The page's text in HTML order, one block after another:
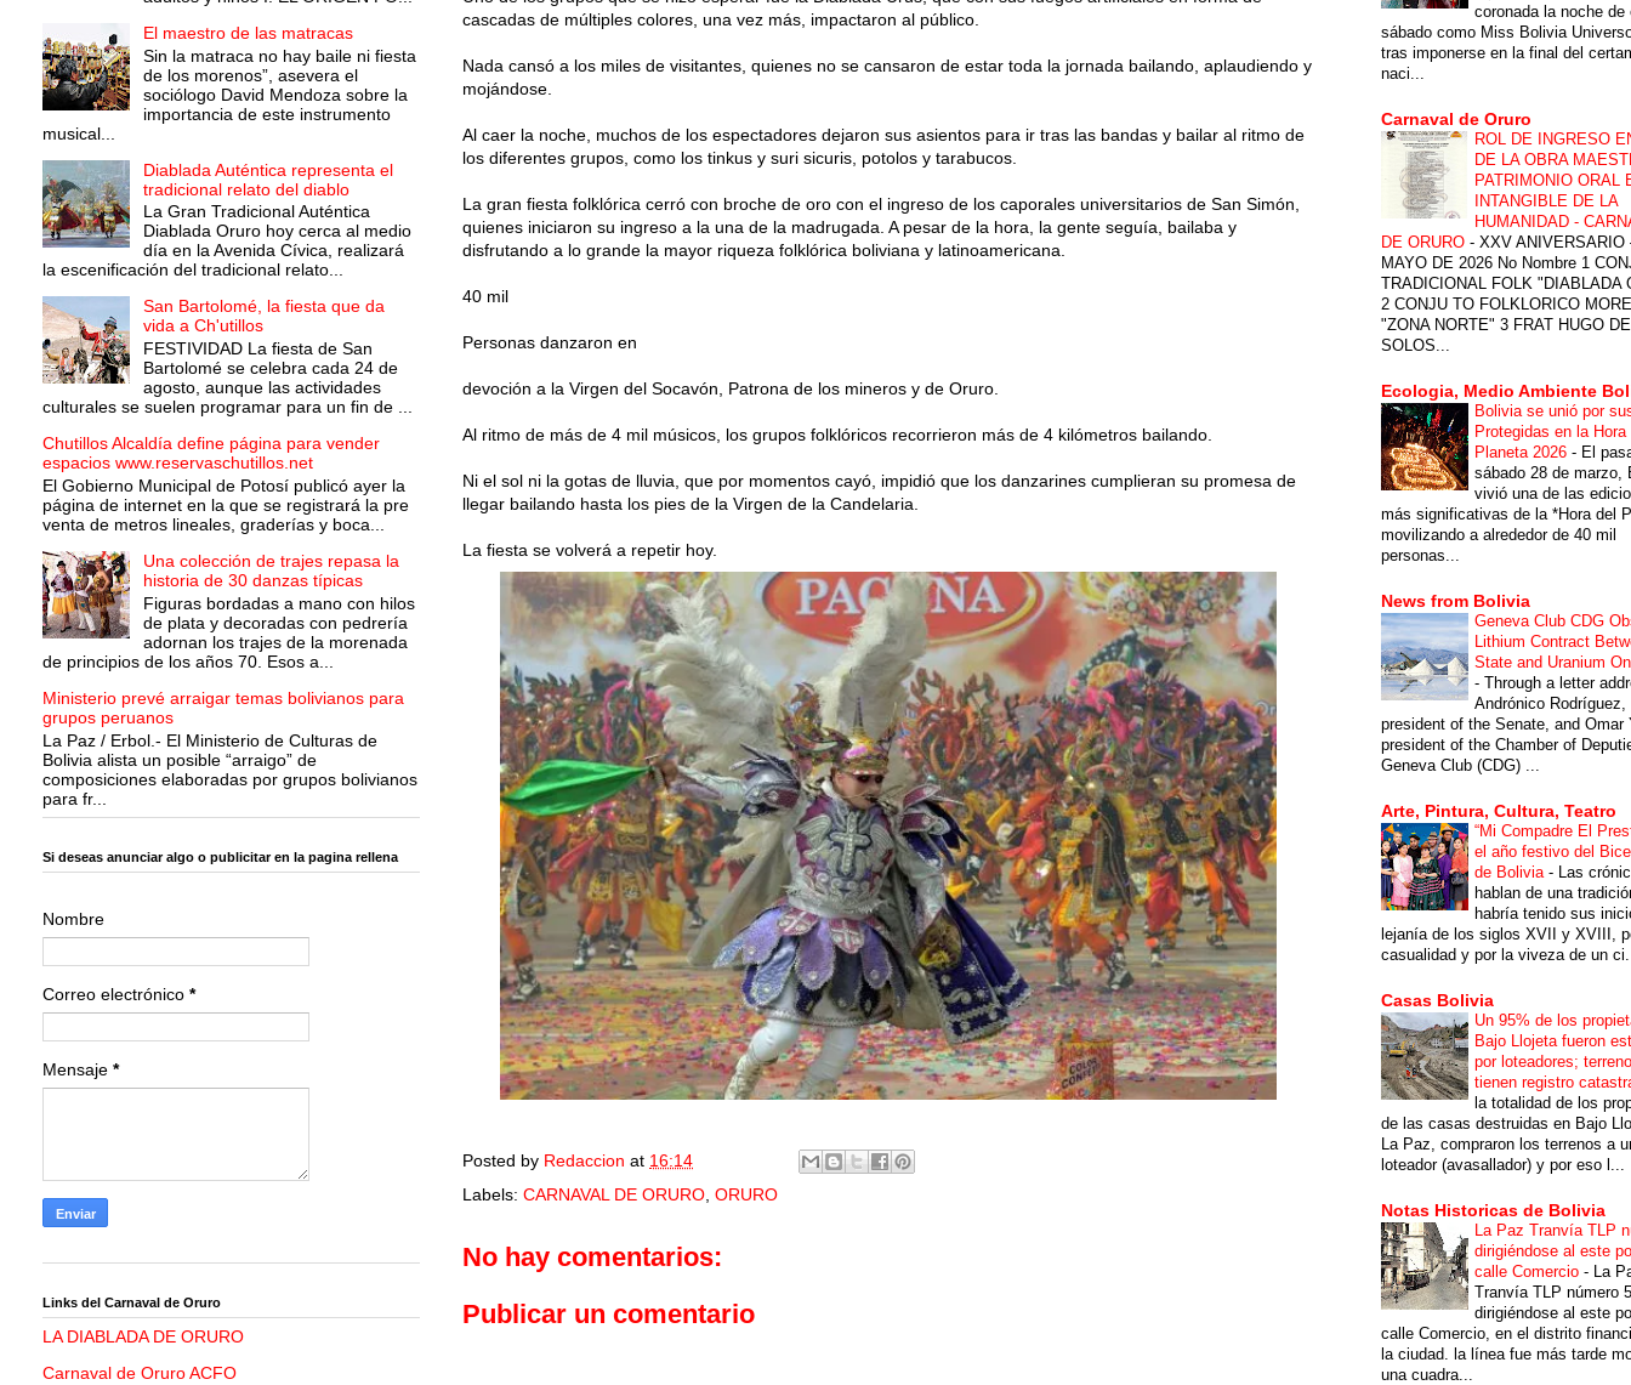
cascadas de múltiples colores, una vez más, impactaron al público.
Nada cansó a los miles de visitantes, quienes no se cansaron de estar toda la jornada bailando, aplaudiendo y
mojándose.
Al caer la noche, muchos de los espectadores dejaron sus asientos para ir tras las bandas y bailar al ritmo de
los diferentes grupos, como los tinkus y suri sicuris, potolos y tarabucos.
La gran fiesta folklórica cerró con broche de oro con el ingreso de los caporales universitarios de San Simón,
quienes iniciaron su ingreso a la una de la madrugada. A pesar de la hora, la gente seguía, bailaba y
disfrutando a lo grande la mayor riqueza folklórica boliviana y latinoamericana.
40 mil
Personas danzaron en
devoción a la Virgen del Socavón, Patrona de los mineros y de Oruro.
Al ritmo de más de 4 mil músicos, los grupos folklóricos recorrieron más de 4 kilómetros bailando.
Ni el sol ni la gotas de lluvia, que por momentos cayó, impidió que los danzarines cumplieran su promesa de
llegar bailando hasta los pies de la Virgen de la Candelaria.
La fiesta se volverá a repetir hoy.
Posted by Redaccion at 16:14
Labels: CARNAVAL DE ORURO, ORURO
No hay comentarios:
Publicar un comentario
El maestro de las matracas
Sin la matraca no hay baile ni fiesta
de los morenos”, asevera el
sociólogo David Mendoza sobre la
importancia de este instrumento
musical...
Diablada Auténtica representa el
tradicional relato del diablo
La Gran Tradicional Auténtica
Diablada Oruro hoy cerca al medio
día en la Avenida Cívica, realizará
la escenificación del tradicional relato...
San Bartolomé, la fiesta que da
vida a Ch'utillos
FESTIVIDAD La fiesta de San
Bartolomé se celebra cada 24 de
agosto, aunque las actividades
culturales se suelen programar para un fin de ...
Chutillos Alcaldía define página para vender
espacios www.reservaschutillos.net
El Gobierno Municipal de Potosí publicó ayer la
página de internet en la que se registrará la pre
venta de metros lineales, graderías y boca...
Una colección de trajes repasa la
historia de 30 danzas típicas
Figuras bordadas a mano con hilos
de plata y decoradas con pedrería
adornan los trajes de la morenada
de principios de los años 70. Esos a...
Ministerio prevé arraigar temas bolivianos para
grupos peruanos
La Paz / Erbol.- El Ministerio de Culturas de
Bolivia alista un posible “arraigo” de
composiciones elaboradas por grupos bolivianos
para fr...
Si deseas anunciar algo o publicitar en la pagina rellena
Nombre
Correo electrónico *
Mensaje *
Links del Carnaval de Oruro
LA DIABLADA DE ORURO
Carnaval de Oruro ACFO
coronada la noche de
sábado como Miss Bolivia
tras imponerse en la final del
naci...
Carnaval de Oruro
ROL DE INGRESO
DE LA OBRA
PATRIMONIO ORAL
INTANGIBLE DE LA
HUMANIDAD -
DE ORURO - XXV ANIVERSARIO
MAYO DE 2026 No Nombre 1
TRADICIONAL FOLK "DIABLADA
2 CONJU TO FOLKLORICO
"ZONA NORTE" 3 FRAT HUGO
SOLOS...
Ecologia, Medio Ambiente
Bolivia se unió por
Protegidas en la Hora
Planeta 2026 - El
sábado 28 de marzo,
vivió una de las
más significativas de la *Hora del
movilizando a alrededor de 40 mil
personas...
News from Bolivia
Geneva Club CDG
Lithium Contract
State and Uranium
- Through a letter
Andrónico Rodríguez,
president of the Senate, and Omar
president of the Chamber of
Geneva Club (CDG) ...
Arte, Pintura, Cultura, Teatro
“Mi Compadre El
el año festivo del
de Bolivia - Las
hablan de una
habría tenido sus
lejanía de los siglos XVII y XVIII,
casualidad y por la viveza de un
Casas Bolivia
Un 95% de los
Bajo Llojeta fueron
por loteadores;
tienen registro
la totalidad de los
de las casas destruidas en Bajo
La Paz, compraron los terrenos a
loteador (avasallador) y por eso l...
Notas Historicas de Bolivia
La Paz Tranvía TLP
dirigiéndose al este
calle Comercio - La
Tranvía TLP número 5
dirigiéndose al este
calle Comercio, en el distrito
la ciudad. la línea fue más tarde
una cuadra...